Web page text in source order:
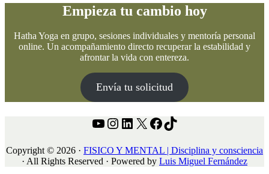
vagabundo:
sobre
la
rumiación
Empieza tu cambio hoy
Hatha Yoga en grupo, sesiones individuales y mentoría personal
online. Un acompañamiento directo recuperar la estabilidad y
afrontar la vida con entereza.
Envía tu solicitud
YouTube
Instagram
LinkedIn
X Facebook
TikTok
Copyright © 2026 · FISICO Y MENTAL | Disciplina y consciencia
· All Rights Reserved · Powered by Luis Miguel Fernández